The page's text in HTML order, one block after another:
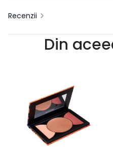
Recenzii
Din